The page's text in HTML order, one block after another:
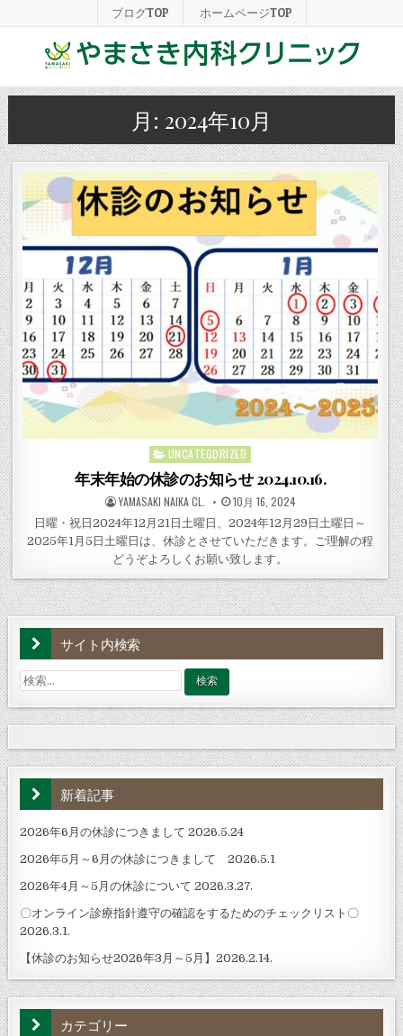
ブログTOP ホームページTOP
月: 2024年10月
Posted
in
UNCATEGORIZED
年末年始の休診のお知らせ 2024.10.16.
POSTED
BY
YAMASAKI NAIKA CL. POSTED
ON
10月 16, 2024
日曜・祝日2024年12月21日土曜日、2024年12月29日土曜日～
2025年1月5日土曜日は、休診とさせていただきます。ご理解の程
どうぞよろしくお願い致します。
サイト内検索
検
索:
新着記事
2026年6月の休診につきまして 2026.5.24
2026年5月～6月の休診につきまして 2026.5.1
2026年4月～5月の休診について 2026.3.27.
〇オンライン診療指針遵守の確認をするためのチェックリスト〇
2026.3.1.
【休診のお知らせ2026年3月～5月】2026.2.14.
カテゴリー